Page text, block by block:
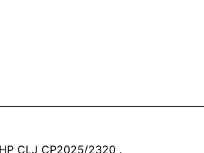
CLJ CP2025/2320 .